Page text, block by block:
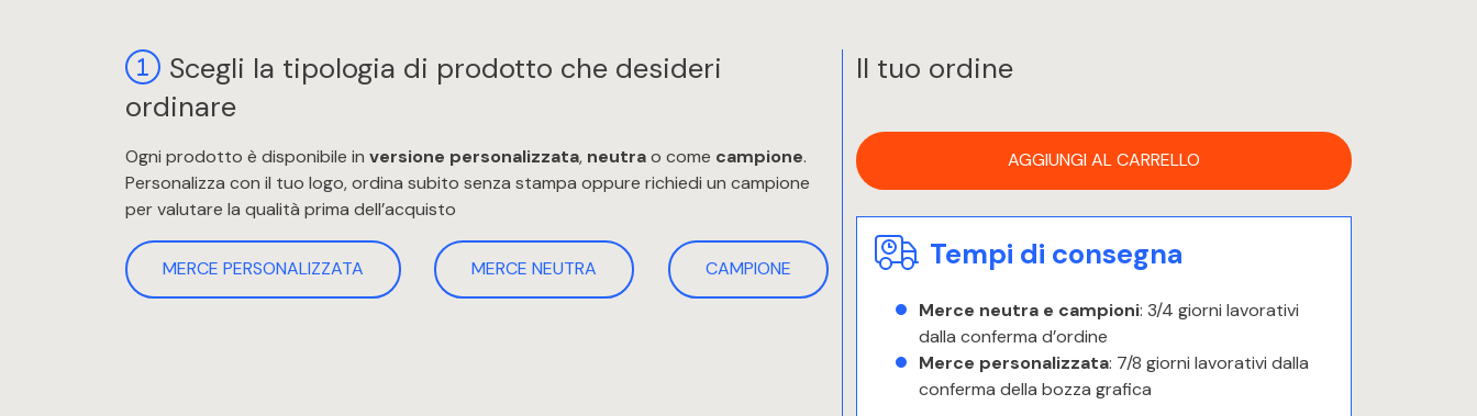
Scegli la tipologia di prodotto che desideri
ordinare
Ogni prodotto è disponibile in versione personalizzata, neutrao come campione.
Personalizza con il tuo logo, ordina subito senza stampa oppure richiedi un campione
per valutare la qualità prima dell’acquisto
MERCE PERSONALIZZATA MERCE NEUTRA CAMPIONE
Il tuo ordine
AGGIUNGI AL CARRELLO
Tempi di consegna
Merce neutra e campioni: 3/4 giorni lavorativi
dalla conferma d’ordine
Merce personalizzata: 7/8 giorni lavorativi dalla
conferma della bozza grafica